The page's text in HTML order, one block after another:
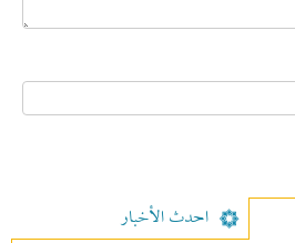
احدث الأخبار